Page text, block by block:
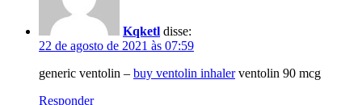
Kqketl disse:
22 de agosto de 2021 às 07:59
generic ventolin – buy ventolin inhalerventolin 90 mcg
Responder